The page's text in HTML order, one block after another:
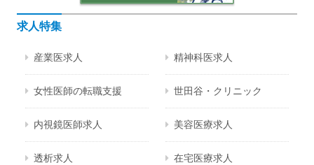
求人特集
産業医求人 精神科医求人
女性医師の転職支援 世田谷・クリニック
内視鏡医師求人 美容医療求人
透析求人 在宅医療求人